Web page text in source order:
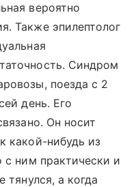
вероятно
Также эпилептолог
Синдром
поезда с 2
день. Его
Он носит
какой-нибудь из
с ним практически и
тянулся, а когда